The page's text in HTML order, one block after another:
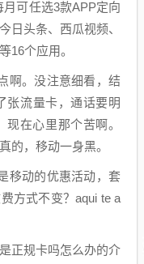
可任选3款APP定向
日头条、西瓜视频、
16个应用。
啊。没注意细看，结
张流量卡，通话要明
在心里那个苦啊。
的，移动一身黑。
移动的优惠活动，套
方式不变？aqui te a
正规卡吗怎么办的介